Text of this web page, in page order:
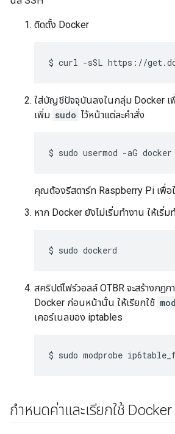
ติดตั้ง Docker
ใส่บัญชีปัจจุบันลงในกลุ่ม Docker เ
เพิ่ม sudo ไว้หน้าแต่ละคำสั่ง
คุณต้องรีสตาร์ท Raspberry Pi เพื่
หาก Docker ยังไม่เริ่มทำงาน ให้เริ่ม
สคริปต์ไฟร์วอลล์ OTBR จะสร้างกฎ
Docker ก่อนหน้านั้น ให้เรียกใช้
เคอร์เนลของ iptables
กำหนดค่าและเรียกใช้ Docker